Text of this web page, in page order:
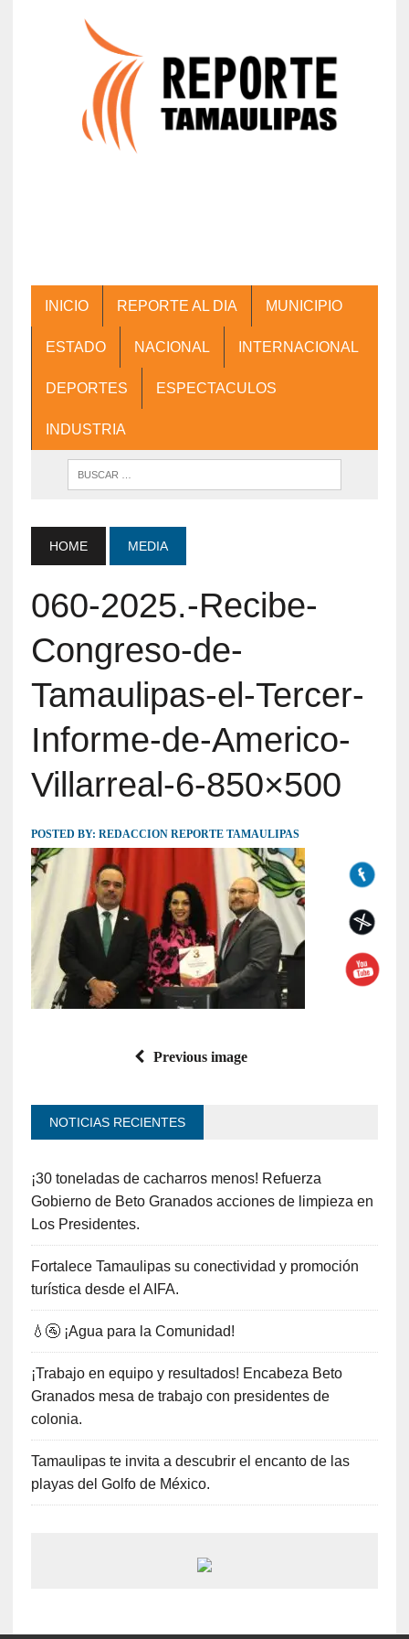
INICIO REPORTE AL DIA MUNICIPIO
ESTADO NACIONAL INTERNACIONAL
DEPORTES ESPECTACULOS
INDUSTRIA
HOME MEDIA
060-2025.-Recibe-
Congreso-de-
Tamaulipas-el-Tercer-
Informe-de-Americo-
Villarreal-6-850×500
POSTED BY: REDACCION REPORTE TAMAULIPAS
Previous image
NOTICIAS RECIENTES
¡30 toneladas de cacharros menos! Refuerza
Gobierno de Beto Granados acciones de limpieza en
Los Presidentes.
Fortalece Tamaulipas su conectividad y promoción
turística desde el AIFA.
💧🚰 ¡Agua para la Comunidad!
¡Trabajo en equipo y resultados! Encabeza Beto
Granados mesa de trabajo con presidentes de
colonia.
Tamaulipas te invita a descubrir el encanto de las
playas del Golfo de México.